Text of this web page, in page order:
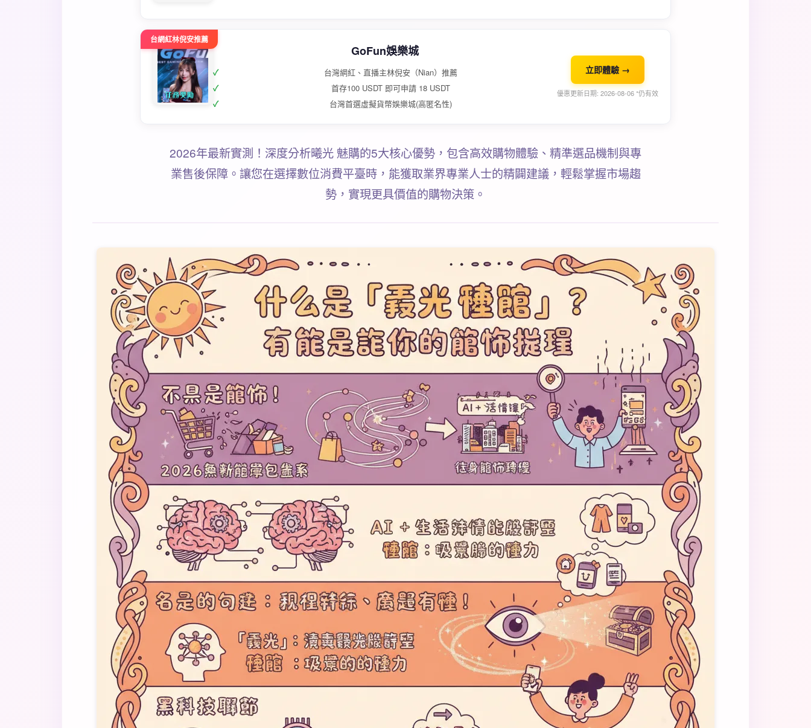
台網紅林倪安推薦
GoFun娛樂城
台灣網紅、直播主林倪安（Nian）推薦
首存100 USDT 即可申請 18 USDT
台灣首選虛擬貨幣娛樂城(高匿名性)
立即體驗 →
優惠更新日期: 2026-08-06 *仍有效
2026年最新實測！深度分析曦光 魅購的5大核心優勢，包含高效購物體驗、精準選品機制與專
業售後保障。讓您在選擇數位消費平臺時，能獲取業界專業人士的精闢建議，輕鬆掌握市場趨
勢，實現更具價值的購物決策。